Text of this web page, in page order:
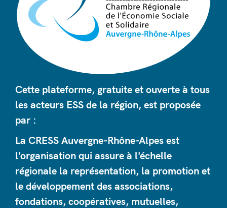
Cette plateforme, gratuite et ouverte à tous
les acteurs ESS de la région, est proposée
par :
La CRESS Auvergne-Rhône-Alpes est
l'organisation qui assure à l'échelle
régionale la représentation, la promotion et
le développement des associations,
fondations, coopératives, mutuelles,